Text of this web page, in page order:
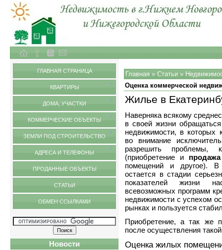
ГЛАВНАЯ СТРАНИЦА
КВАРТИРЫ
ДОМА, УЧАСТКИ
КОММЕРЧЕСКИЕ ОБЪЕКТЫ
ЗЕМЛИ ПОД СТРОИТЕЛЬСТВО
АДРЕСА И ТЕЛЕФОНЫ
ПРОДАННЫЕ ОБЪЕКТЫ
СТАТЬИ
ОБМЕН ССЫЛКАМИ
Новости
Главная » Статьи »
Оценка коммерческой
Жилье в
Наверняка всякому
в своей жизни
недвижимости, в которых
во внимание
разрешить проблемы,
(приобретение и
помещений и другое). В
остается в стадии
показателей жизни
всевозможных программ
недвижимости с успехом
рынках и пользуется
Приобретение, а так же
после осуществления
Оценка жилых